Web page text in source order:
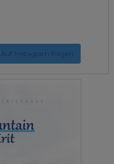
Auf Instagram folgen